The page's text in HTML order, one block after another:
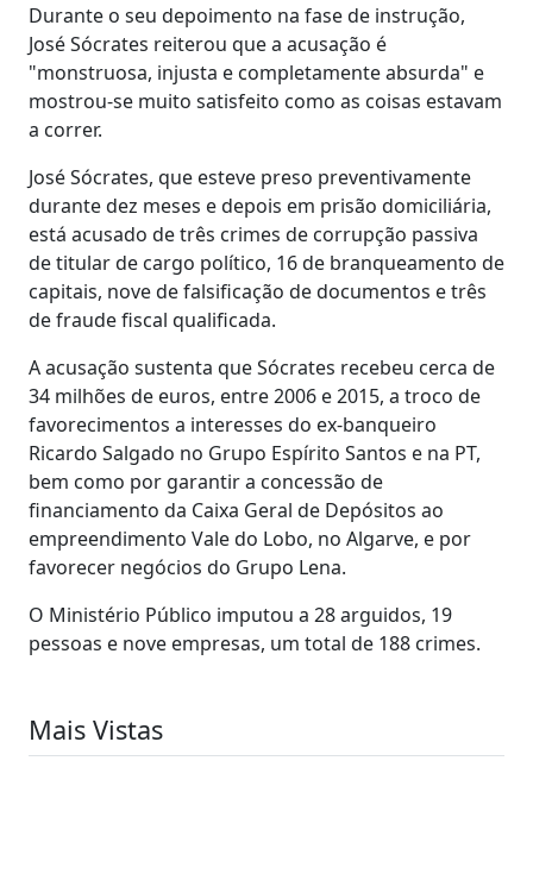
Durante o seu depoimento na fase de instrução,
José Sócrates reiterou que a acusação é
"monstruosa, injusta e completamente absurda" e
mostrou-se muito satisfeito como as coisas estavam
a correr.
José Sócrates, que esteve preso preventivamente
durante dez meses e depois em prisão domiciliária,
está acusado de três crimes de corrupção passiva
de titular de cargo político, 16 de branqueamento de
capitais, nove de falsificação de documentos e três
de fraude fiscal qualificada.
A acusação sustenta que Sócrates recebeu cerca de
34 milhões de euros, entre 2006 e 2015, a troco de
favorecimentos a interesses do ex-banqueiro
Ricardo Salgado no Grupo Espírito Santos e na PT,
bem como por garantir a concessão de
financiamento da Caixa Geral de Depósitos ao
empreendimento Vale do Lobo, no Algarve, e por
favorecer negócios do Grupo Lena.
O Ministério Público imputou a 28 arguidos, 19
pessoas e nove empresas, um total de 188 crimes.
Mais Vistas